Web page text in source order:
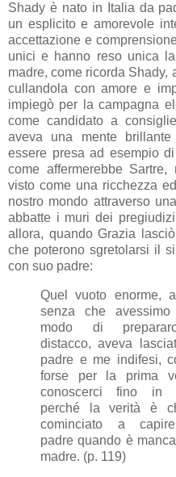
Shady è nato in Italia da
un esplicito e amorevole
accettazione e
unici e hanno reso unica
madre, come ricorda Shady,
cullandola con amore e
impiegò per la campagna
come candidato a
aveva una mente
essere presa ad esempio
come affermerebbe
visto come una ricchezza
nostro mondo attraverso
abbatte i muri dei
allora, quando Grazia
che poterono sgretolarsi il
con suo padre:
Quel vuoto enorme,
senza che avessimo
modo di
distacco, aveva
padre e me indifesi,
forse per la prima
conoscerci fino in
perché la verità è
cominciato a
padre quando è
madre. (p. 119)